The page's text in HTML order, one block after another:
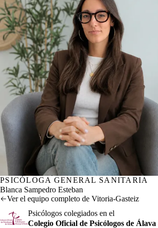
Nº col. COP Álava AA01392
PSICÓLOGA GENERAL SANITARIA
Blanca Sampedro Esteban
Ver el equipo completo de Vitoria-Gasteiz
Psicólogos colegiados en el
Colegio Oficial de Psicólogos de Álava